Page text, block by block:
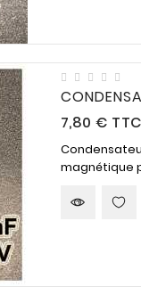
7,80 € Prix
TTC
magnétique